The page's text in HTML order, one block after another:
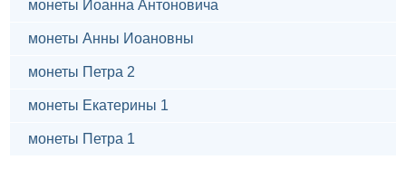
монеты Иоанна Антоновича
монеты Анны Иоановны
монеты Петра 2
монеты Екатерины 1
монеты Петра 1